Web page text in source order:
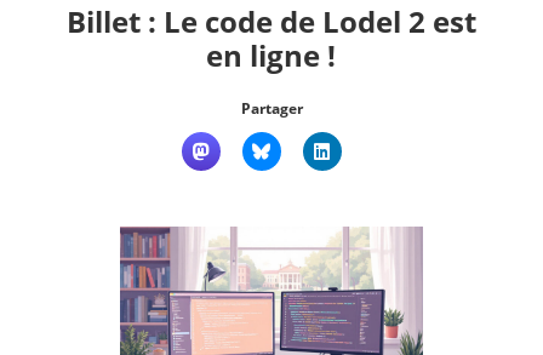
Qui sommes nous ?
Billet : Le code de Lodel 2 est
en ligne !
Partager